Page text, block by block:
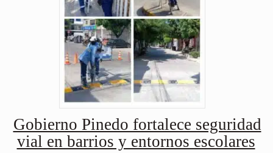
Gobierno Pinedo fortalece seguridad
vial en barrios y entornos escolares